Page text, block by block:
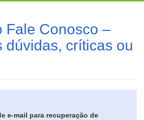
Fale Conosco –
dúvidas, críticas ou
e-mail para recuperação de